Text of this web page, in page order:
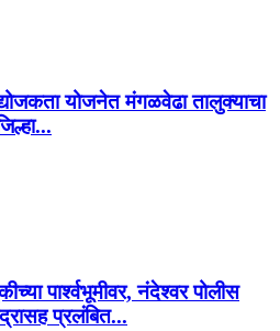
योजनेत मंगळवेढा तालुक्याचा
पार्श्वभूमीवर, नंदेश्वर पोलीस
प्रलंबित...